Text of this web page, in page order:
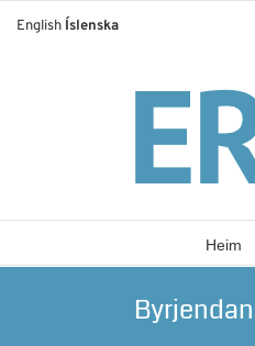
Heim
English Íslenska